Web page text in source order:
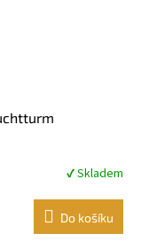
✔ Skladem
Do košíku